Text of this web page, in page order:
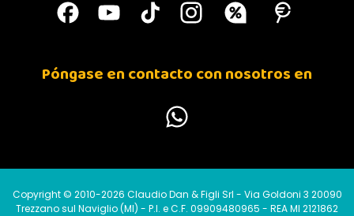
Póngase en contacto con nosotros en
Copyright © 2010-2026 Claudio Dan & Figli Srl - Via Goldoni 3 20090
Trezzano sul Naviglio (MI) - P.I. e C.F. 09909480965 - REA MI 2121862